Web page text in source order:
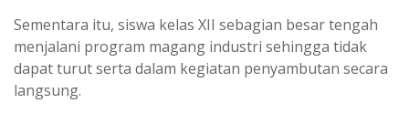
Sementara itu, siswa kelas XII sebagian besar tengah
menjalani program magang industri sehingga tidak
dapat turut serta dalam kegiatan penyambutan secara
langsung.